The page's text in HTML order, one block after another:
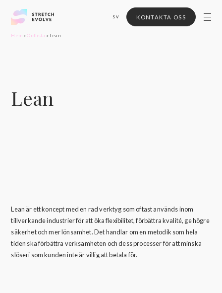
SV KONTAKTA OSS
Hem »Ordlista » Lean
Lean
Lean är ett koncept med en rad verktyg som oftast används inom
tillverkande industrier för att öka flexibilitet, förbättra kvalité, ge högre
säkerhet och mer lönsamhet. Det handlar om en metodik som hela
tiden ska förbättra verksamheten och dess processer för att minska
slöseri som kunden inte är villig att betala för.